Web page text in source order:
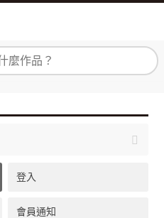
登入
會員通知